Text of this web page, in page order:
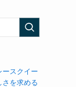
ースクイー
さを求める